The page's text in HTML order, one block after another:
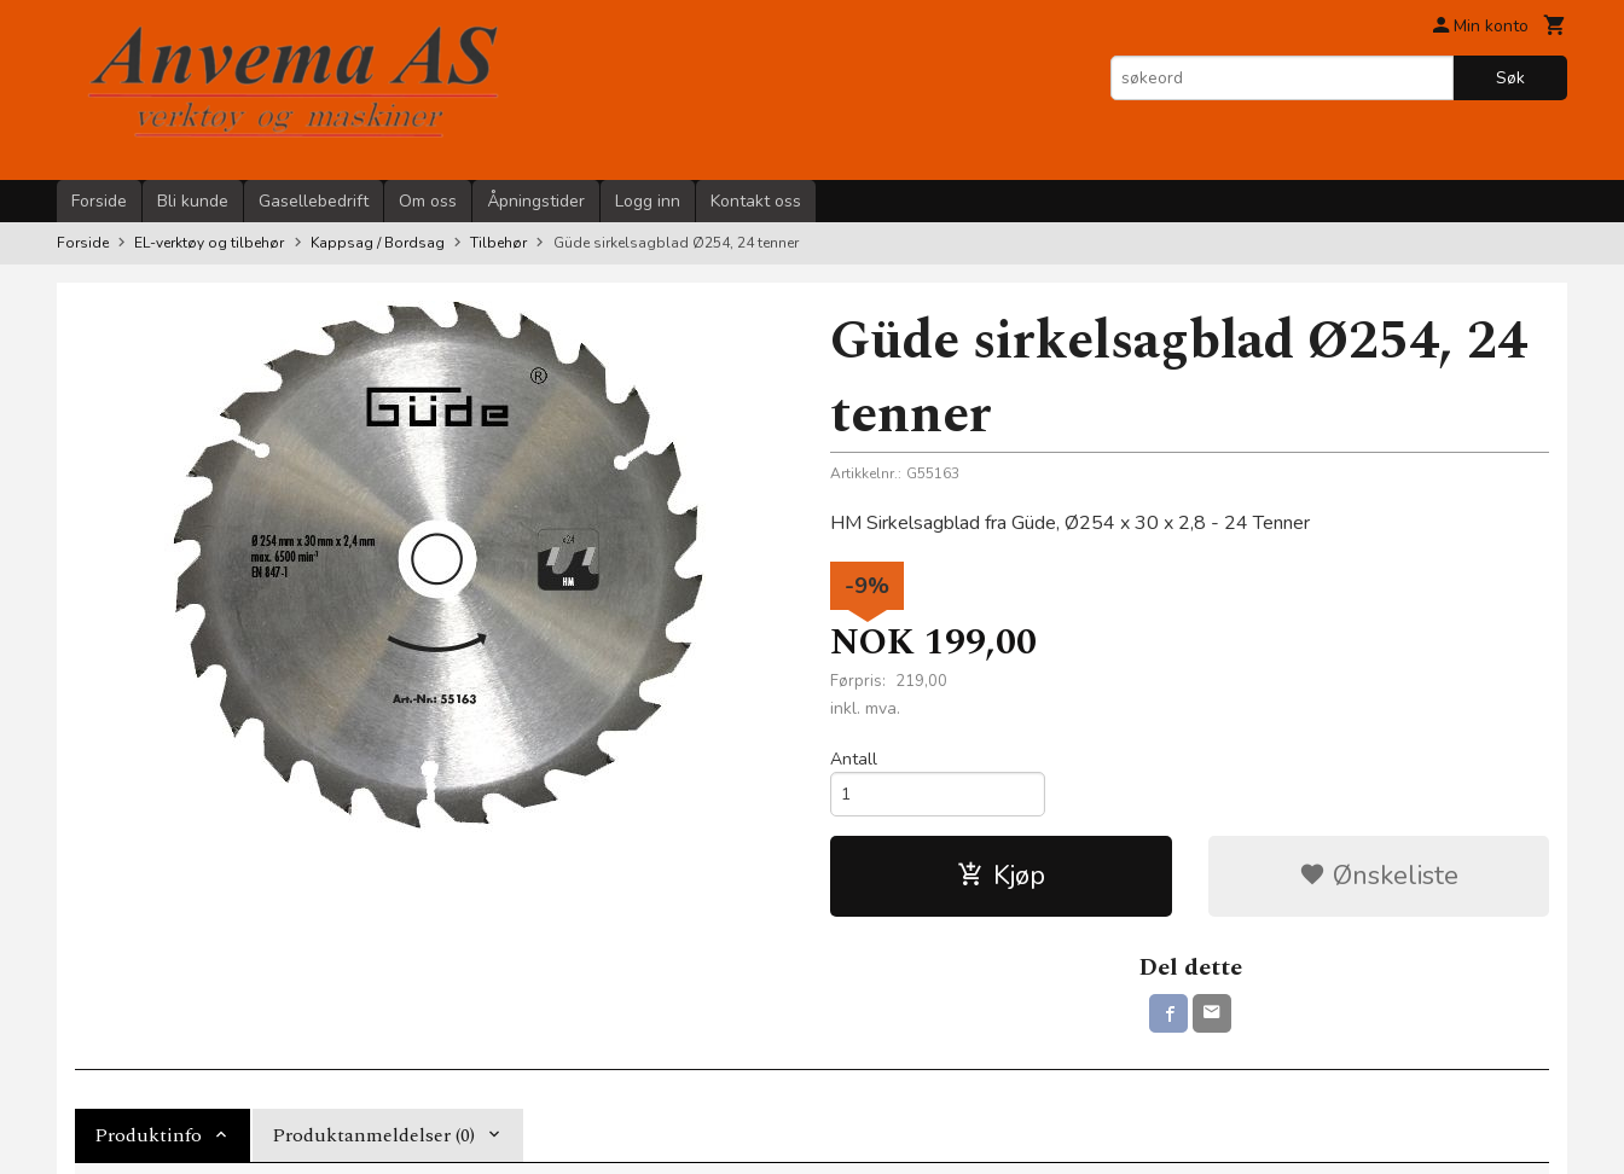
Min konto
Søk
Forside Bli kunde Gasellebedrift Om oss Åpningstider Logg inn Kontakt oss
Forside EL-verktøy og tilbehør Kappsag / Bordsag Tilbehør Güde sirkelsagblad Ø254, 24 tenner
Güde sirkelsagblad Ø254, 24
tenner
Artikkelnr.: G55163
HM Sirkelsagblad fra Güde, Ø254 x 30 x 2,8 - 24 Tenner
NOK 199,00
Førpris: 219,00
Rabatt
-9%
inkl. mva.
Antall
Kjøp Ønskeliste
Del dette
Produktinfo Produktanmeldelser (0)